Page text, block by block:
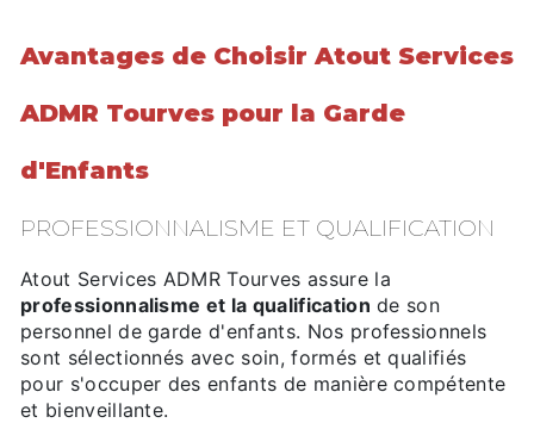
Avantages de Choisir Atout Services
ADMR Tourves pour la Garde
d'Enfants
PROFESSIONNALISME ET QUALIFICATION
Atout Services ADMR Tourves assure la
professionnalisme et la qualification de son
personnel de garde d'enfants. Nos professionnels
sont sélectionnés avec soin, formés et qualifiés
pour s'occuper des enfants de manière compétente
et bienveillante.